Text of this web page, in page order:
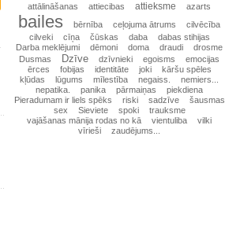
attālināšanas attiecibas attieksme azarts
bailes bērnība ceļojuma ātrums
cilvēcība
cilveki
cīņa čūskas daba
dabas stihijas
Darba meklējumi
dēmoni doma draudi
drosme
Dusmas
Dzīve dzīvnieki egoisms
emocijas
ērces
fobijas identitāte joki
kāršu spēles
kļūdas
lūgums mīlestība negaiss.
nemiers...
nepatika.
panika pārmaiņas
piekdiena
Pieradumam ir liels spēks
riski sadzīve
šausmas
sex
Sieviete spoki
trauksme
vajāšanas mānija rodas no kā
vientuliba
vilki
vīrieši
zaudējums...